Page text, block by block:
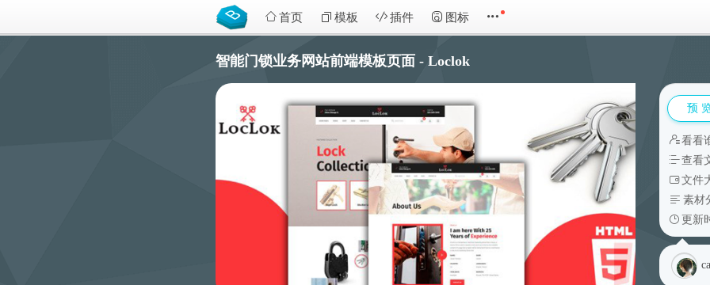
首页 模板 插件 图标
智能门锁业务网站前端模板页面 - Loclok
预
看看
查看
文件
素材
更新